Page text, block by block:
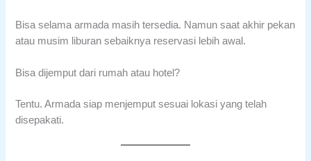
Bisa selama armada masih tersedia. Namun saat akhir pekan
atau musim liburan sebaiknya reservasi lebih awal.
Bisa dijemput dari rumah atau hotel?
Tentu. Armada siap menjemput sesuai lokasi yang telah
disepakati.